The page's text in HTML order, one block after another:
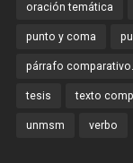
oración temática
punto y coma
párrafo comparativo.
tesis texto
unmsm verbo